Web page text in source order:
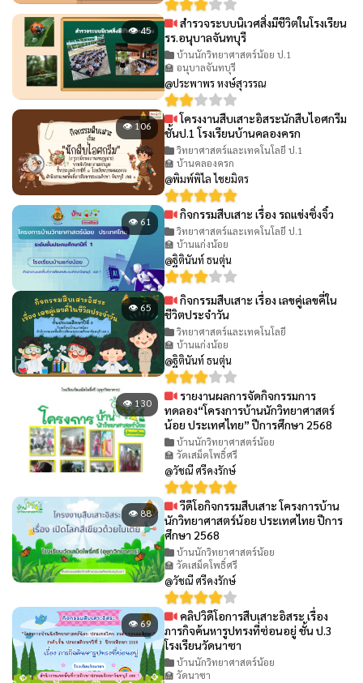
👁 45
สำรวจระบบนิเวศสิ่งมีชีวิตในโรงเรียน
รร.อนุบาลจันทบุรี
บ้านนักวิทยาศาสตร์น้อย ป.1
🏫 อนุบาลจันทบุรี
@ประพาพร หงษ์สุวรรณ
👁 106
โครงงานสืบเสาะอิสระนักสืบไอศกรีม
ชั้นป.1 โรงเรียนบ้านคลองครก
วิทยาศาสตร์และเทคโนโลยี ป.1
🏫 บ้านคลองครก
@พิมพ์พิไล ไชยมิตร
👁 61 กิจกรรมสืบเสาะ เรื่อง รถแข่งซิ่งจิ๋ว
วิทยาศาสตร์และเทคโนโลยี ป.1
🏫 บ้านแก่งน้อย
@ฐิตินันท์ ธนตุ่น
👁 65
กิจกรรมสืบเสาะ เรื่อง เลขคู่เลขคี่ใน
ชีวิตประจำวัน
วิทยาศาสตร์และเทคโนโลยี
🏫 บ้านแก่งน้อย
@ฐิตินันท์ ธนตุ่น
👁 130
รายงานผลการจัดกิจกรรมการ
ทดลอง“โครงการบ้านนักวิทยาศาสตร์
น้อย ประเทศไทย” ปีการศึกษา 2568
บ้านนักวิทยาศาสตร์น้อย
🏫 วัดเสม็ดโพธิ์ศรี
@วัชณี ศรีคงรักษ์
👁 88
วีดีโอกิจกรรมสืบเสาะ โครงการบ้าน
นักวิทยาศาสตร์น้อย ประเทศไทย ปีการ
ศึกษา 2568
บ้านนักวิทยาศาสตร์น้อย
🏫 วัดเสม็ดโพธิ์ศรี
@วัชณี ศรีคงรักษ์
👁 69
คลิปวิดีโอการสืบเสาะอิสระ เรื่อง
ภารกิจค้นหารูปทรงที่ซ่อนอยู่ ชั้น ป.3
โรงเรียนวัดนาซา
บ้านนักวิทยาศาสตร์น้อย
🏫 วัดนาซา